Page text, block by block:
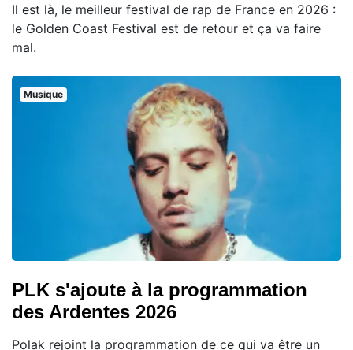
Il est là, le meilleur festival de rap de France en 2026 :
le Golden Coast Festival est de retour et ça va faire
mal.
Musique
PLK s'ajoute à la programmation
des Ardentes 2026
Polak rejoint la programmation de ce qui va être un